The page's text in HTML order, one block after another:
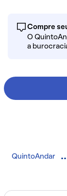
Compre
O
a
QuintoAndar